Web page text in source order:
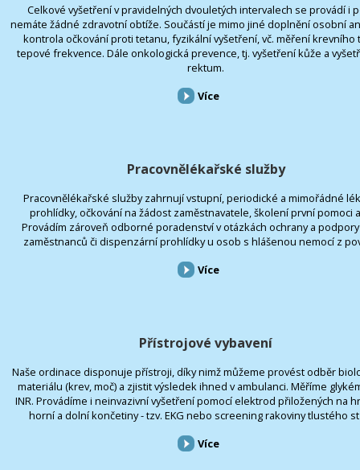
Celkové vyšetření v pravidelných dvouletých intervalech se provádí i
nemáte žádné zdravotní obtíže. Součástí je mimo jiné doplnění osobní
kontrola očkování proti tetanu, fyzikální vyšetření, vč. měření krevního
tepové frekvence. Dále onkologická prevence, tj. vyšetření kůže a
rektum.
Více
Pracovnělékařské služby
Pracovnělékařské služby zahrnují vstupní, periodické a mimořádné
prohlídky, očkování na žádost zaměstnavatele, školení první pomoci
Provádím zároveň odborné poradenství v otázkách ochrany a
zaměstnanců či dispenzární prohlídky u osob s hlášenou nemocí z
Více
Přístrojové vybavení
Naše ordinace disponuje přístroji, díky nimž můžeme provést odběr
materiálu (krev, moč) a zjistit výsledek ihned v ambulanci. Měříme
INR. Provádíme i neinvazivní vyšetření pomocí elektrod přiložených na
horní a dolní končetiny - tzv. EKG nebo screening rakoviny tlustého
Více